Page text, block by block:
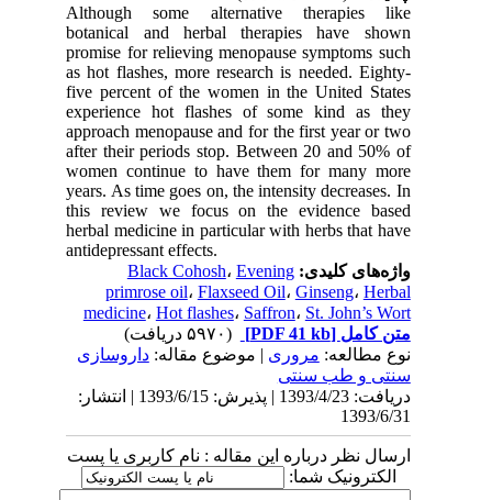
Although some alternative therapies like
botanical and herbal therapies have shown
promise for relieving menopause symptoms such
as hot flashes, more research is needed. Eighty-
five percent of the women in the United States
experience hot flashes of some kind as they
approach menopause and for the first year or two
after their periods stop. Between 20 and 50% of
women continue to have them for many more
years. As time goes on, the intensity decreases. In
this review we focus on the evidence based
herbal medicine in particular with herbs that have
antidepressant effects.
واژه‌های کلیدی:
Black Cohosh،Evening
primrose oil،Flaxseed Oil،Ginseng،Herbal
medicine،Hot flashes،Saffron،St. John’s Wort
متن کامل[PDF 41 kb]
(۵۹۷۰ دریافت)
نوع مطالعه:مروری| موضوع مقاله:داروسازی
سنتی و طب سنتی
دریافت: 1393/4/23 | پذیرش: 1393/6/15 | انتشار:
1393/6/31
ارسال نظر درباره این مقاله : نام کاربری یا پست
الکترونیک شما: